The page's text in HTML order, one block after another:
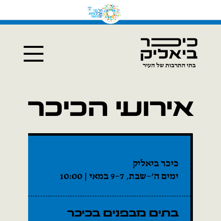
אירועי הכיכר
כיכר ביאליק
ימים ה׳–שבת, 7–9 במאי | 10:00
בתים מבפנים בכיכר